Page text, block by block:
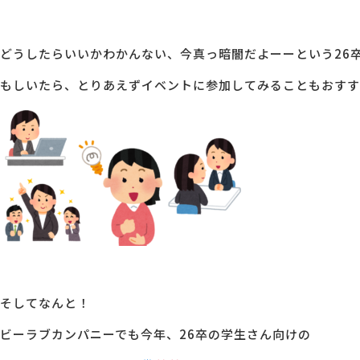
どうしたらいいかわかんない、今真っ暗闇だよーーという26
もしいたら、とりあえずイベントに参加してみることもおす
そしてなんと！
ビーラブカンパニーでも今年、26卒の学生さん向けの